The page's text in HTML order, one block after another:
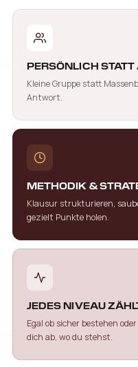
PERSÖNLICH
Kleine Gruppe statt
Antwort.
METHODIK &
Klausur strukturieren,
gezielt Punkte holen.
JEDES NIVEAU
Egal ob sicher bestehen
dich ab, wo du stehst.